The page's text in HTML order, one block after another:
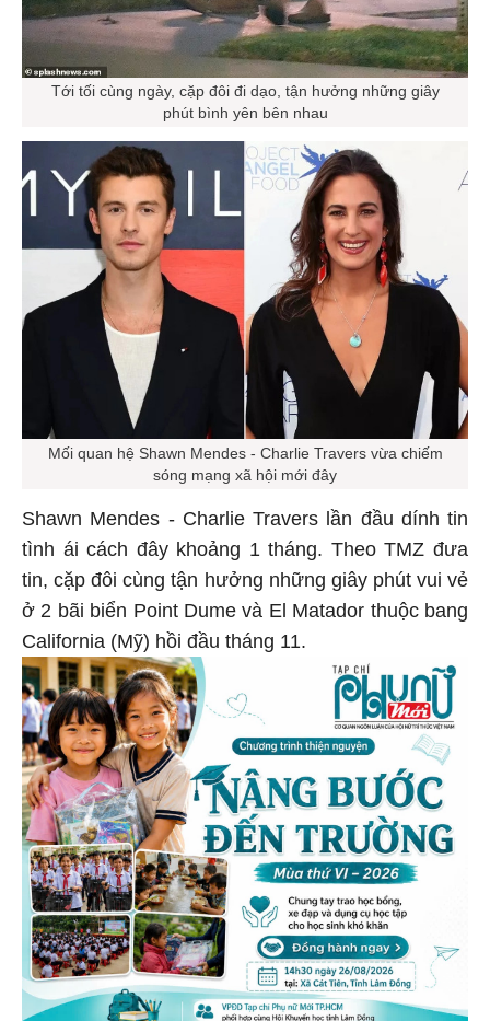
Tới tối cùng ngày, cặp đôi đi dạo, tận hưởng những giây
phút bình yên bên nhau
Mối quan hệ Shawn Mendes - Charlie Travers vừa chiếm
sóng mạng xã hội mới đây
Shawn Mendes - Charlie Travers lần đầu dính tin
tình ái cách đây khoảng 1 tháng. Theo TMZ đưa
tin, cặp đôi cùng tận hưởng những giây phút vui vẻ
ở 2 bãi biển Point Dume và El Matador thuộc bang
California (Mỹ) hồi đầu tháng 11.